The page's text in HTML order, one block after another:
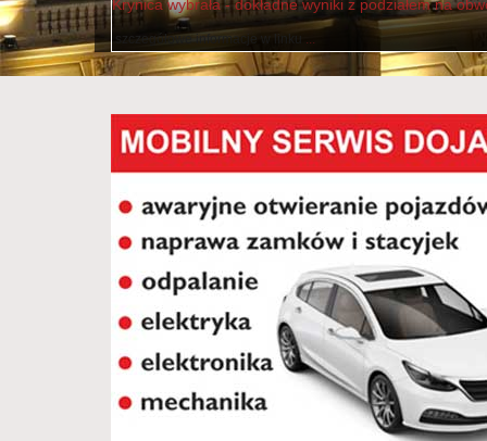
Krynica wybrała - dokładne wyniki z podziałem na
szczegółowe informacje w linku